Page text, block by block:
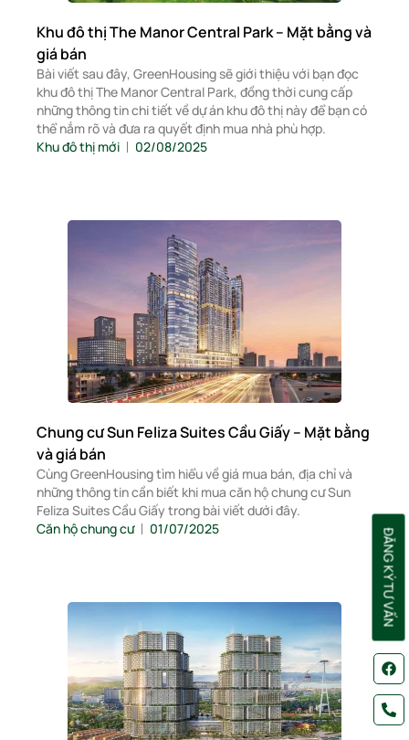
Khu đô thị The Manor Central Park – Mặt bằng và
giá bán
Bài viết sau đây, GreenHousing sẽ giới thiệu với bạn đọc
khu đô thị The Manor Central Park, đồng thời cung cấp
những thông tin chi tiết về dự án khu đô thị này để bạn có
thể nắm rõ và đưa ra quyết định mua nhà phù hợp.
Khu đô thị mới
02/08/2025
Chung cư Sun Feliza Suites Cầu Giấy – Mặt bằng
và giá bán
Cùng GreenHousing tìm hiểu về giá mua bán, địa chỉ và
những thông tin cần biết khi mua căn hộ chung cư Sun
Feliza Suites Cầu Giấy trong bài viết dưới đây.
Căn hộ chung cư
01/07/2025 ĐĂNG KÝ TƯ VẤN